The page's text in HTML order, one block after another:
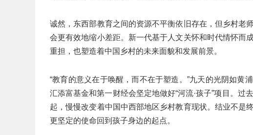
诚然，东西部教育之间的资源不平衡依旧存在，但乡村老
会更有效地缩小差距。新一代基于人文关怀和时代情怀而
重担，也塑造着中国乡村的未来面貌和发展前景。
“教育的意义在于唤醒，而不在于塑造。”九天的光阴如黄
汇添富基金和第一财经会坚定地做好“河流·孩子”项目。
起，慢慢改变着中国中西部地区乡村教育现状。结业不是
更坚定的使命回到孩子身边的起点。